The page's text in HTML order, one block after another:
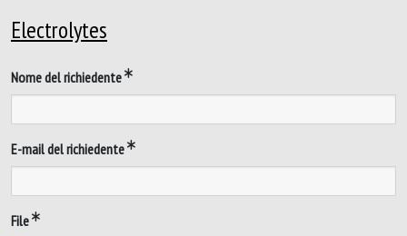
Electrolytes
Nome del richiedente
E-mail del richiedente
File